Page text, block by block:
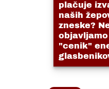
plačuje
naših
zneske?
"cenik"